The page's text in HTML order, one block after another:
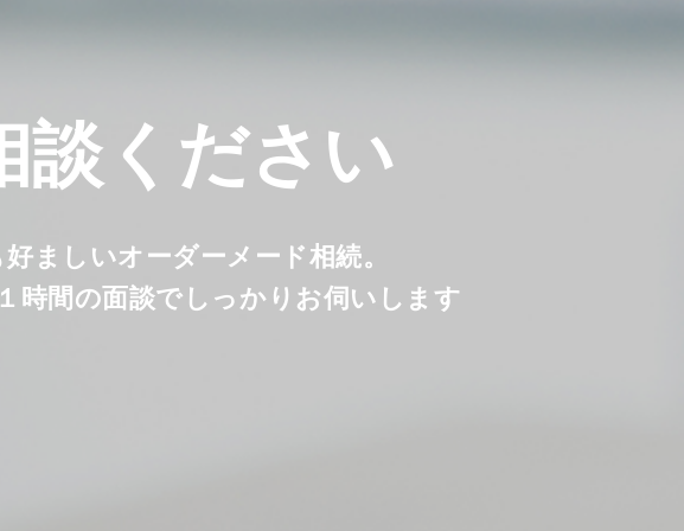
談ください
ましいオーダーメード相続。
時間の面談でしっかりお伺いします